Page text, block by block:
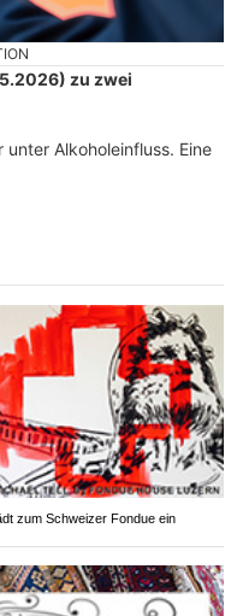
zu zwei
Alkoholeinfluss. Eine
zum Schweizer Fondue ein